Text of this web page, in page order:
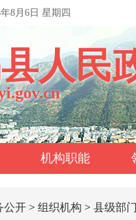
8月6日 星期四
人民
机构职能
公开 > 组织机构 > 县级部